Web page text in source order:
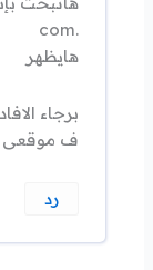
.com
هايظهر
برجاء
ف موقعى
رد